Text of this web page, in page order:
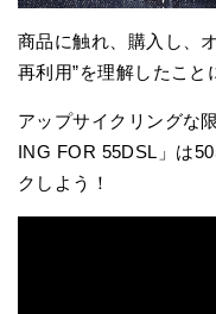
商品に触れ、購入し、
再利用”を理解したこと
アップサイクリングな
ING FOR 55DSL」は
クしよう！